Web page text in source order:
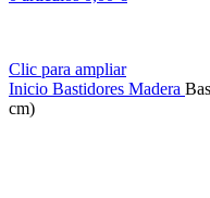
Clic para ampliar
Inicio Bastidores Madera
cm)